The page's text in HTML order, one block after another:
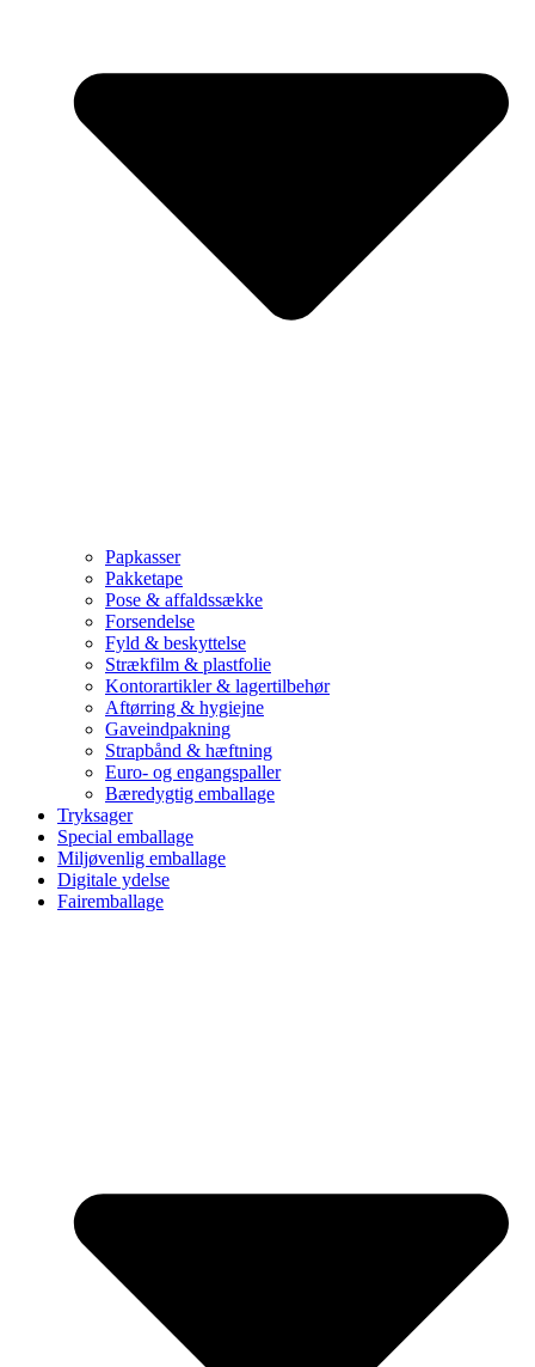
Papkasser
Pakketape
Pose & affaldssække
Forsendelse
Fyld & beskyttelse
Strækfilm & plastfolie
Kontorartikler & lagertilbehør
Aftørring & hygiejne
Gaveindpakning
Strapbånd & hæftning
Euro- og engangspaller
Bæredygtig emballage
Tryksager
Special emballage
Miljøvenlig emballage
Digitale ydelse
Fairemballage